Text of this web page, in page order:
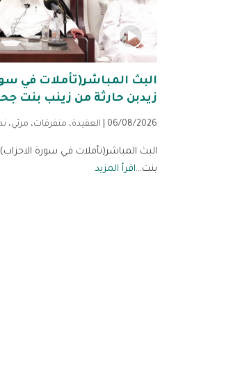
البث المباشر(تأملات في
زيدبن حارثة من زينب بنت
06/08/2026 | العقيدة، متفرقات، مرئي،
البث المباشر(تأملات في سورة
بنت...اقرأ المزيد